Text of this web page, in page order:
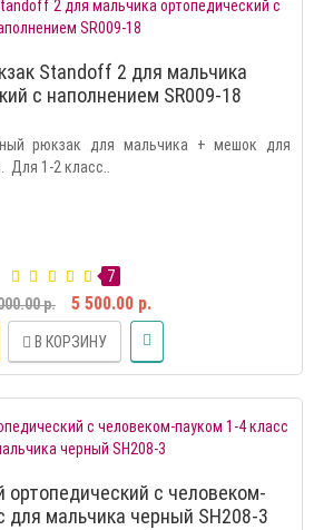
Standoff 2 для мальчика
с наполнением SR009-18
рюкзак для мальчика + мешок для
Для 1-2 класс..
7
р.
5 500.00 р.
В КОРЗИНУ
с человеком-
для мальчика черный SH208-3